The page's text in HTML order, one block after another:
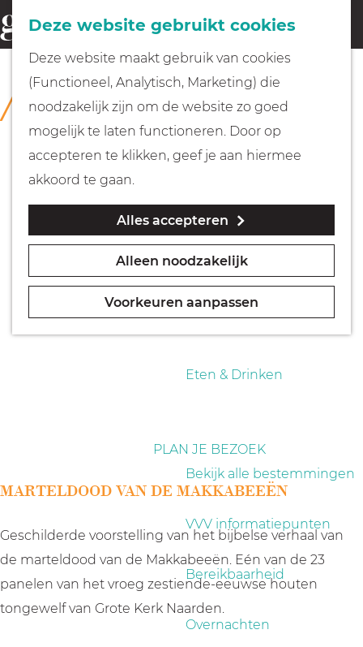
Deze website gebruikt cookies
Deze website maakt gebruik van cookies
(Functioneel, Analytisch, Marketing) die
noodzakelijk zijn om de website zo goed
mogelijk te laten functioneren. Door op
accepteren te klikken, geef je aan hiermee
akkoord te gaan.
Alles accepteren
Alleen noodzakelijk
Voorkeuren aanpassen
G
a
Fietsen
Wandelen
Geocachen
Naar het museum
Eten & Drinken
PLAN JE BEZOEK
Bekijk alle bestemmingen
VVV informatiepunten
Bereikbaarheid
Overnachten
o
e
k
e
n
COLLECTIE
Collectie Grote Kerk Naarden
MARTELDOOD VAN DE MAKKABEEËN
Geschilderde voorstelling van het bijbelse verhaal van
de marteldood van de Makkabeeën. Eén van de 23
panelen van het vroeg zestiende-eeuwse houten
tongewelf van Grote Kerk Naarden.